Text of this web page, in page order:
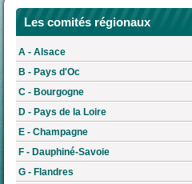
Les comités régionaux
A - Alsace
B - Pays d'Oc
C - Bourgogne
D - Pays de la Loire
E - Champagne
F - Dauphiné-Savoie
G - Flandres